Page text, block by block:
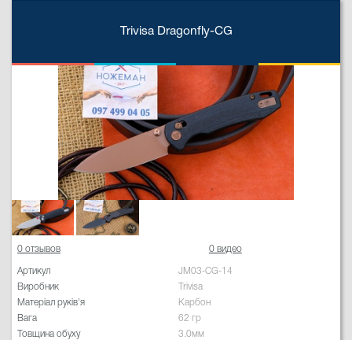
Trivisa Dragonfly-CG
0 отзывов 0 видео
Артикул
JM03-CG-14
Виробник
Trivisa
Матеріал руків'я
Карбон
Вага
62 гр
Товщина обуху
3.0мм